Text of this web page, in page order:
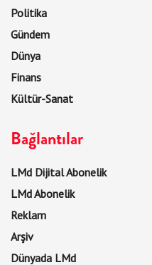
Politika
Gündem
Dünya
Finans
Kültür-Sanat
Bağlantılar
LMd Dijital Abonelik
LMd Abonelik
Reklam
Arşiv
Dünyada LMd